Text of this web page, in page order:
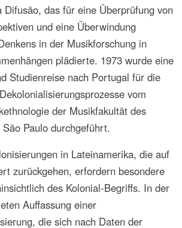
of Man. International Music
für Lateinamerika
of Man. International Music
für Lateinamerika
Kolonialmusikgeschichte
Symposium
Brüssel
Auswanderung in die
in St.Louis. Leichlinger
Stadt Leichlingen
Kolonialzeit.
Kirchenmusik und
Paulo
Kolonisierungsgebieten
Mit Jorge Peixinho. Casa
São Paulo
Barock. Neue
Ansätze. Zentrum für
Forschungen/ND und